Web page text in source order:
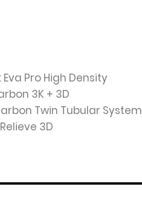
: Eva Pro High Density
3K + 3D
Twin Tubular System
3D